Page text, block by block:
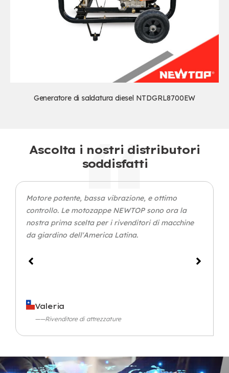
Generatore di saldatura diesel NTDGRL8700EW
Ascolta i nostri distributori
soddisfatti
Motore potente, bassa vibrazione, e ottimo
controllo. Le motozappe NEWTOP sono ora la
nostra prima scelta per i rivenditori di macchine
da giardino dell'America Latina.
Valeria
——Rivenditore di attrezzature